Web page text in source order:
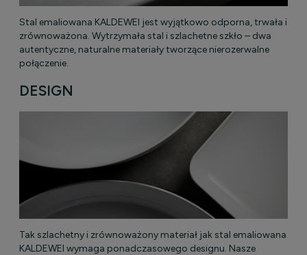
Stal emaliowana KALDEWEI jest wyjątkowo odporna, trwała i
zrównoważona. Wytrzymała stal i szlachetne szkło – dwa
autentyczne, naturalne materiały tworzące nierozerwalne
połączenie.
DESIGN
Tak szlachetny i zrównoważony materiał jak stal emaliowana
KALDEWEI wymaga ponadczasowego designu. Nasze